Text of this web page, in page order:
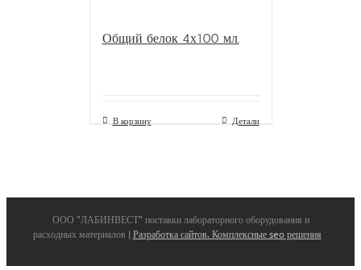
Общий белок 4х100 мл.
В корзину Детали
ООО "ЛАБИНВЕСТ" поставки лабораторного оборудования и
расходных материалов | Разработка сайтов. Комплексные seo решения